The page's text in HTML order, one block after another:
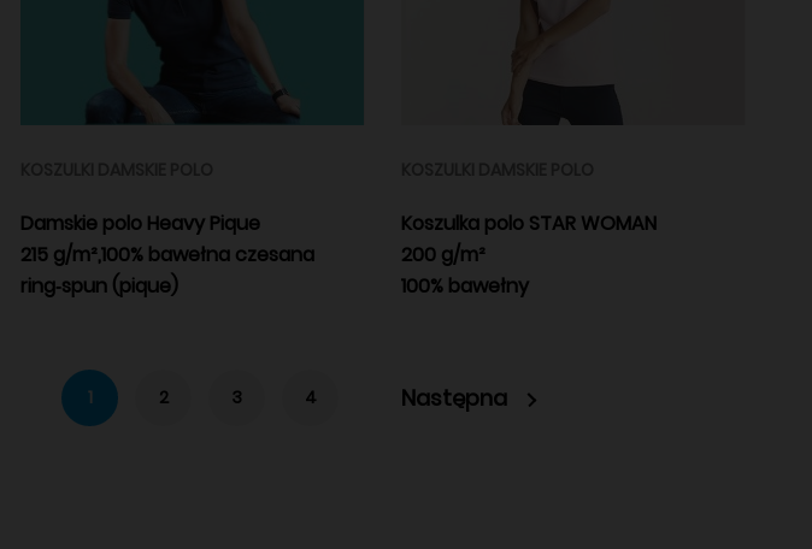
Damskie polo Heavy Pique
215 g/m²,100% bawełna czesana
ring‑spun (pique)
Koszulka polo STAR WOMAN
200 g/m²
100% bawełny
1 2 3 4 Następna